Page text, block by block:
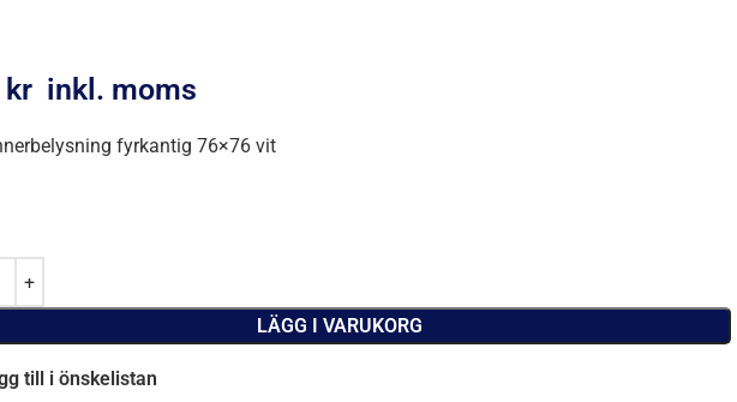
kr inkl. moms
fyrkantig 76×76 vit
LÄGG I VARUKORG
till i önskelistan